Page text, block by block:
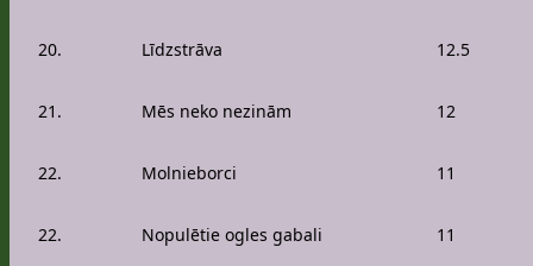
20. Līdzstrāva 12.5
21. Mēs neko nezinām 12
22. Molnieborci 11
22. Nopulētie ogles gabali 11